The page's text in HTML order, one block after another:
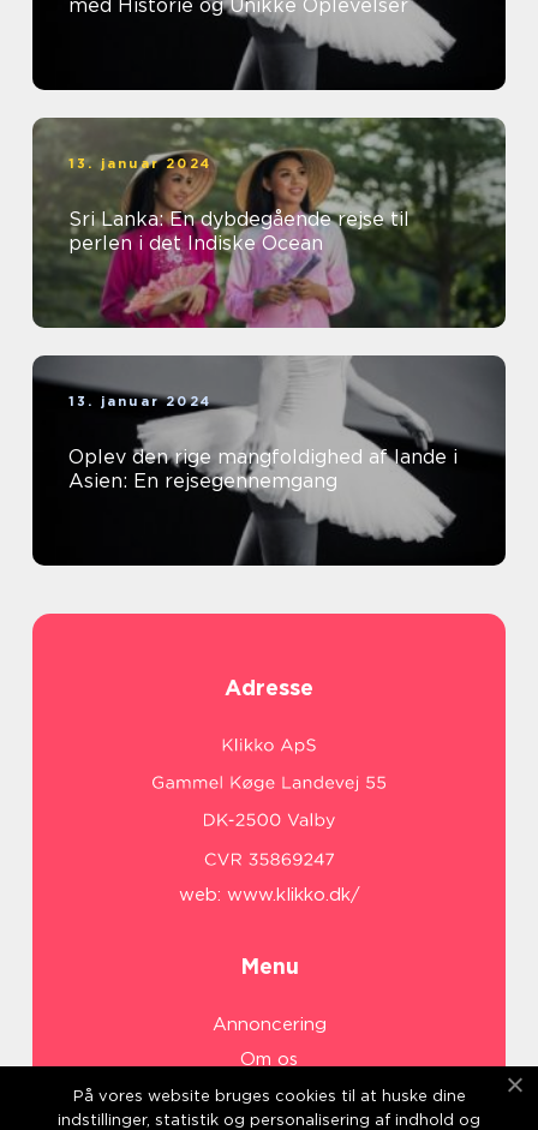
med Historie og Unikke Oplevelser
13. januar 2024
Sri Lanka: En dybdegående rejse til
perlen i det Indiske Ocean
13. januar 2024
Oplev den rige mangfoldighed af lande i
Asien: En rejsegennemgang
Adresse
web: www.klikko.dk/
Menu
Annoncering
Om os
Cookies
På vores website bruges cookies til at huske dine
indstillinger, statistik og personalisering af indhold og